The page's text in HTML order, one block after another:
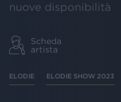
nuove disponibilità
Scheda
artista
ELODIE ELODIE SHOW 2023